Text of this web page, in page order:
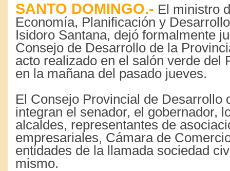
SANTO DOMINGO.- El ministro
Economía, Planificación y
Isidoro Santana, dejó formalmente
Consejo de Desarrollo de la
acto realizado en el salón verde del
en la mañana del pasado jueves.
El Consejo Provincial de Desarrollo
integran el senador, el gobernador,
alcaldes, representantes de
empresariales, Cámara de
entidades de la llamada sociedad
mismo.